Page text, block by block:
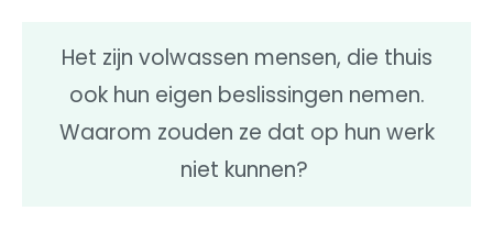
Het zijn volwassen mensen, die thuis
ook hun eigen beslissingen nemen.
Waarom zouden ze dat op hun werk
niet kunnen?